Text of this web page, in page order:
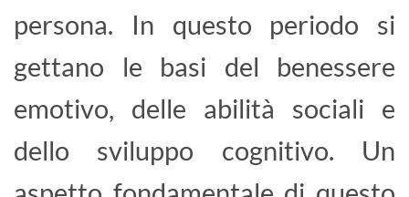
persona. In questo periodo si
gettano le basi del benessere
emotivo, delle abilità sociali e
dello sviluppo cognitivo. Un